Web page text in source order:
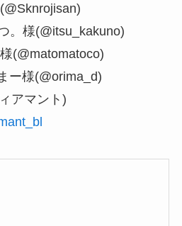
様(@itsu_kakuno)
(@matomatoco)
様(@orima_d)
アマント)